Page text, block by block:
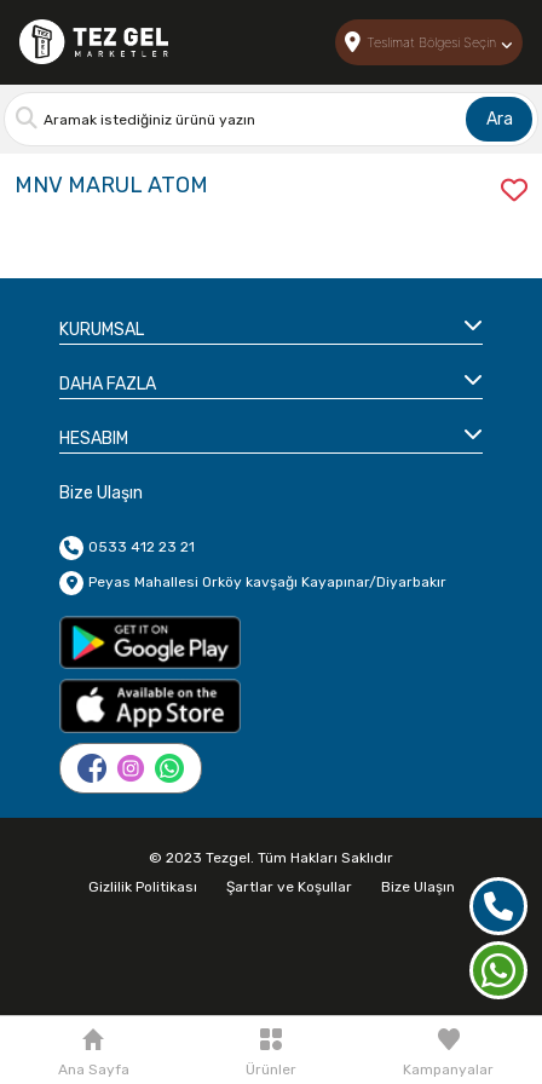
Teslimat Bölgesi Seçin
Ara
Ana Sayfa Ürünler Kampanyalar
Anasayfa >MNV MARUL ATOM
Stok Kodu:
MNV MARUL ATOM
KURUMSAL
DAHA FAZLA
HESABIM
Bize Ulaşın
0533 412 23 21
Peyas Mahallesi Orköy kavşağı Kayapınar/Diyarbakır
© 2023 Tezgel. Tüm Hakları Saklıdır
Gizlilik Politikası
Şartlar ve Koşullar Bize Ulaşın